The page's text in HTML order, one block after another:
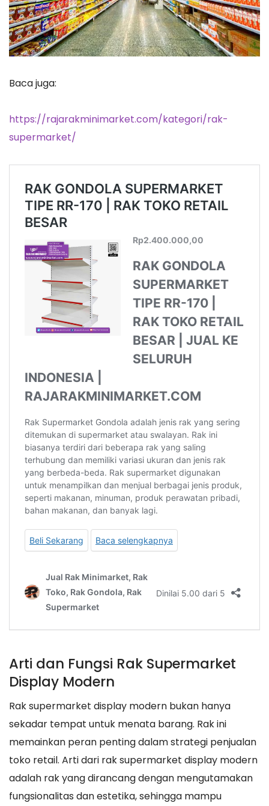
Baca juga:
https://rajarakminimarket.com/kategori/rak-
supermarket/
Arti dan Fungsi Rak Supermarket
Display Modern
Rak supermarket display modern bukan hanya
sekadar tempat untuk menata barang. Rak ini
memainkan peran penting dalam strategi penjualan
toko retail. Arti dari rak supermarket display modern
adalah rak yang dirancang dengan mengutamakan
fungsionalitas dan estetika, sehingga mampu